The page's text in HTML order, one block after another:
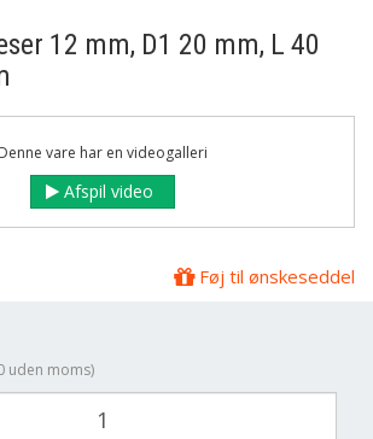
12 mm, D1 20 mm, L 40
Denne vare har en videogalleri
Afspil video
Føj til ønskeseddel
uden moms)